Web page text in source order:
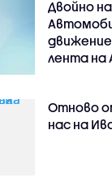
Двойно
лента на
Отново
нас на